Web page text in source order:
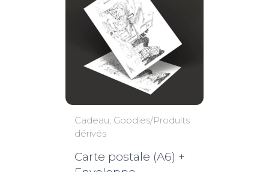
Cadeau Goodies/Produits
dérivés
Carte postale (A6) +